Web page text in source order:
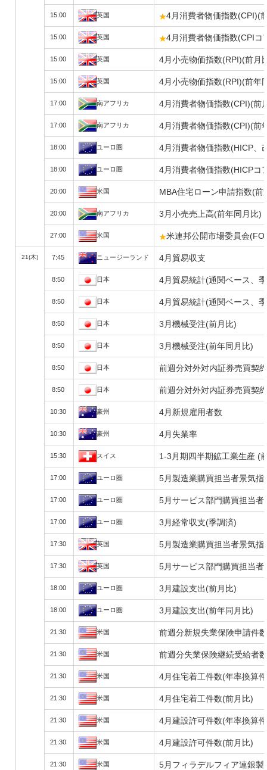
15:00 英国 4月消費者物価指数(CPI)(
15:00 英国 4月消費者物価指数(CPI
15:00 英国 4月小売物価指数(RPI)(前月
15:00 英国 4月小売物価指数(RPI)(前年
17:00 南アフリカ 4月消費者物価指数(CPI)(前
17:00 南アフリカ 4月消費者物価指数(CPI)(前
18:00 ユーロ圏 4月消費者物価指数(HICP、
18:00 ユーロ圏 4月消費者物価指数(HICPコ
20:00 米国 MBA住宅ローン申請指数(
20:00 南アフリカ 3月小売売上高(前年同月比)
27:00 米国 米連邦公開市場委員会
21(木) 7:45 ニュージーランド 4月貿易収支
8:50 日本 4月貿易統計(通関ベース、
8:50 日本 4月貿易統計(通関ベース、
8:50 日本 3月機械受注(前月比)
8:50 日本 3月機械受注(前年同月比)
8:50 日本 前週分対外対内証券売買契
8:50 日本 前週分対外対内証券売買契
10:30 豪州 4月新規雇用者数
10:30 豪州 4月失業率
15:30 スイス 1-3月期四半期鉱工業生産 (
17:00 ユーロ圏 5月製造業購買担当者景気
17:00 ユーロ圏 5月サービス部門購買担当
17:00 ユーロ圏 3月経常収支(季調済)
17:30 英国 5月製造業購買担当者景気
17:30 英国 5月サービス部門購買担当
18:00 ユーロ圏 3月建設支出(前月比)
18:00 ユーロ圏 3月建設支出(前年同月比)
21:30 米国 前週分新規失業保険申請件
21:30 米国 前週分失業保険継続受給者
21:30 米国 4月住宅着工件数(年率換算
21:30 米国 4月住宅着工件数(前月比)
21:30 米国 4月建設許可件数(年率換算
21:30 米国 4月建設許可件数(前月比)
21:30 米国 5月フィラデルフィア連銀